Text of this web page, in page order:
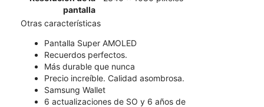
pantalla
Otras características
Pantalla Super AMOLED
Recuerdos perfectos.
Más durable que nunca
Precio increíble. Calidad asombrosa.
Samsung Wallet
6 actualizaciones de SO y 6 años de